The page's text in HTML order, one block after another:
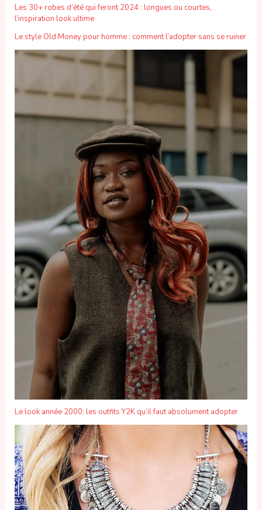
Les 30+ robes d’été qui feront 2024 : longues ou courtes,
l’inspiration look ultime
Le style Old Money pour homme : comment l’adopter sans se ruiner
Le look année 2000: les outfits Y2K qu’il faut absolument adopter